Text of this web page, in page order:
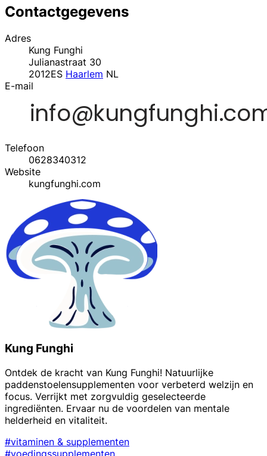
Contactgegevens
Adres
Kung Funghi
Julianastraat 30
2012ES Haarlem NL
E-mail
Telefoon
0628340312
Website
kungfunghi.com
Kung Funghi
Ontdek de kracht van Kung Funghi! Natuurlijke
paddenstoelensupplementen voor verbeterd welzijn en
focus. Verrijkt met zorgvuldig geselecteerde
ingrediënten. Ervaar nu de voordelen van mentale
helderheid en vitaliteit.
#vitaminen & supplementen
#voedingssupplementen